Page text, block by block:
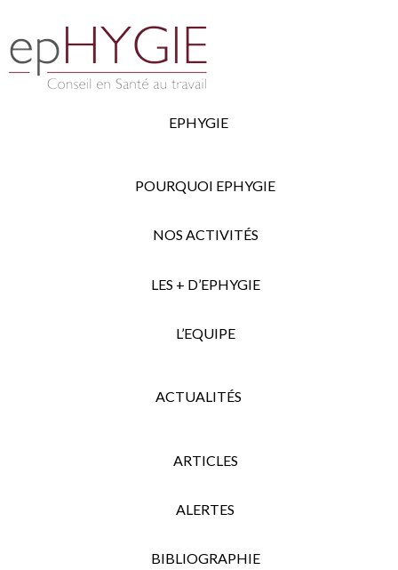
EPHYGIE
POURQUOI EPHYGIE
NOS ACTIVITÉS
LES + D’EPHYGIE
L’EQUIPE
ACTUALITÉS
ARTICLES
ALERTES
BIBLIOGRAPHIE